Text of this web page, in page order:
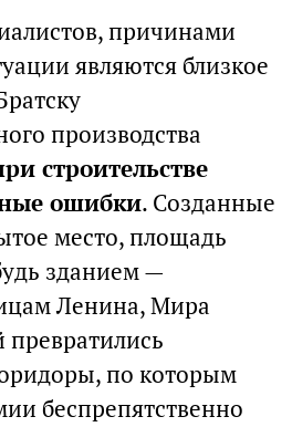
причинами
являются близкое
производства
строительстве
ошибки. Созданные
место, площадь
зданием —
Ленина, Мира
по которым
беспрепятственно